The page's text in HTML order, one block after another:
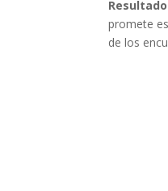
promete
de los